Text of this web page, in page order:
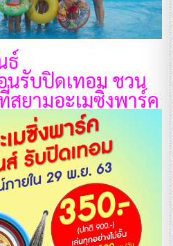
ธ์
นรับปิดเทอม ชวน
ยามอะเมซิ่งพาร์ค